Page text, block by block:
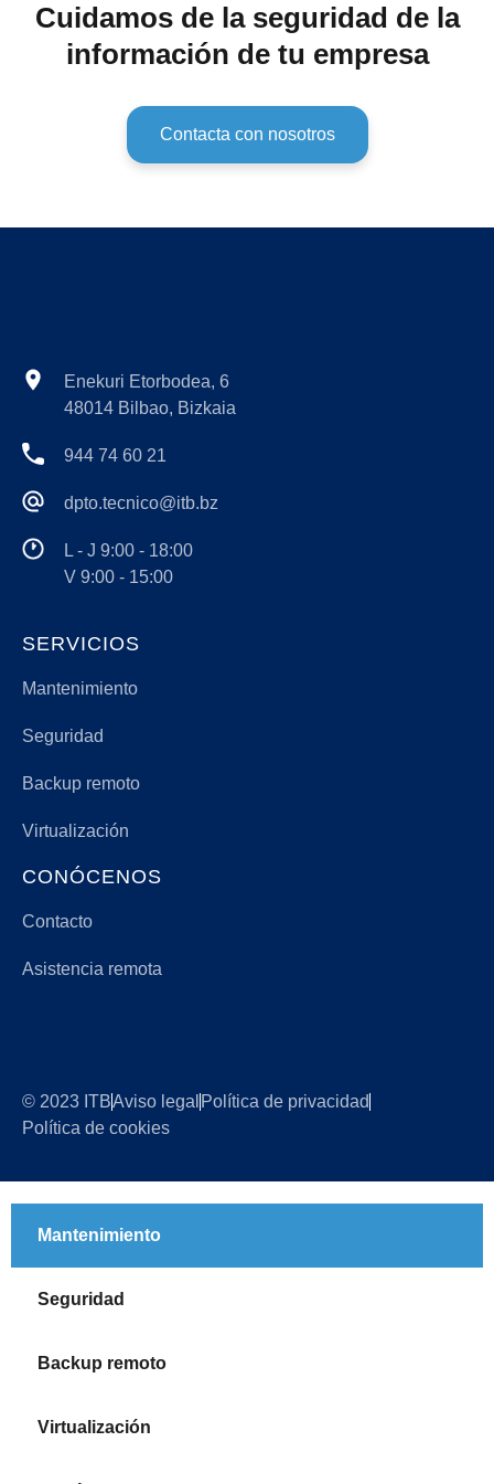
Cuidamos de la seguridad de la
información de tu empresa
Contacta con nosotros
Enekuri Etorbodea, 6
48014 Bilbao, Bizkaia
944 74 60 21
dpto.tecnico@itb.bz
L - J 9:00 - 18:00
V 9:00 - 15:00
SERVICIOS
Mantenimiento
Seguridad
Backup remoto
Virtualización
CONÓCENOS
Contacto
Asistencia remota
© 2023 ITBAviso legal Política de privacidad
Política de cookies
Mantenimiento
Seguridad
Backup remoto
Virtualización